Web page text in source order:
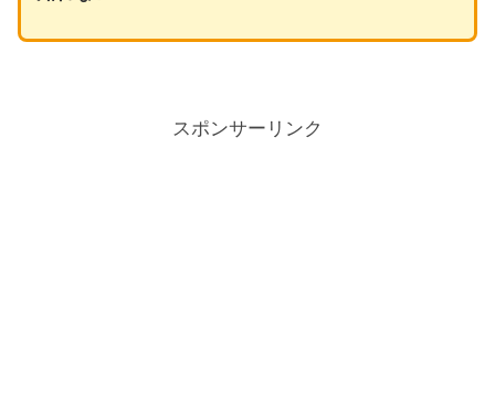
スポンサーリンク